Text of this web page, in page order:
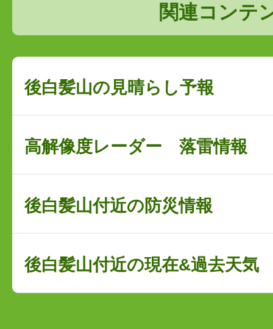
関連コンテ
後白髪山の見晴らし予報
高解像度レーダー 落雷情報
後白髪山付近の防災情報
後白髪山付近の現在&過去天気